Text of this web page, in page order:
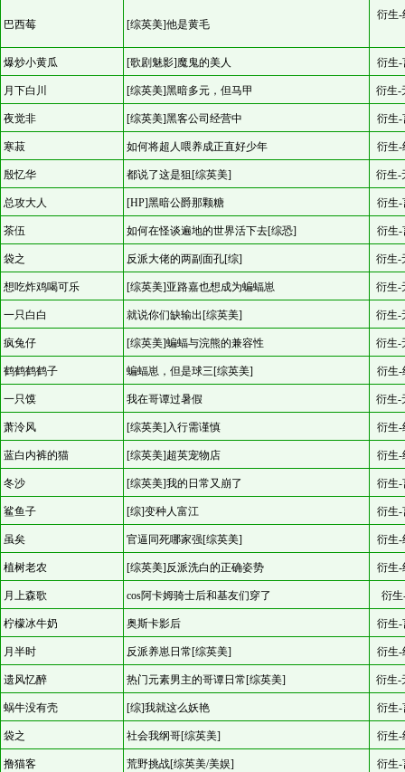
巴西莓 [综英美]他是黄毛
衍生-
爆炒小黄瓜 [歌剧魅影]魔鬼的美人 衍生-
月下白川 [综英美]黑暗多元，但马甲 衍生-
夜觉非 [综英美]黑客公司经营中 衍生-
寒菽 如何将超人喂养成正直好少年 衍生-
殷忆华 都说了这是狙[综英美] 衍生-
总攻大人 [HP]黑暗公爵那颗糖 衍生-
茶伍 如何在怪谈遍地的世界活下去[综恐] 衍生-
袋之 反派大佬的两副面孔[综] 衍生-
想吃炸鸡喝可乐 [综英美]亚路嘉也想成为蝙蝠崽 衍生-
一只白白 就说你们缺输出[综英美] 衍生-
疯兔仔 [综英美]蝙蝠与浣熊的兼容性 衍生-
鹤鹤鹤鹤子 蝙蝠崽，但是球三[综英美] 衍生-
一只馍 我在哥谭过暑假 衍生-
萧泠风 [综英美]入行需谨慎 衍生-
蓝白内裤的猫 [综英美]超英宠物店 衍生-
冬沙 [综英美]我的日常又崩了 衍生-
鲨鱼子 [综]变种人富江 衍生-
虽矣 官逼同死哪家强[综英美] 衍生-
植树老农 [综英美]反派洗白的正确姿势 衍生-
月上森歌 cos阿卡姆骑士后和基友们穿了 衍
柠檬冰牛奶 奥斯卡影后 衍生-
月半时 反派养崽日常[综英美] 衍生-
遗风忆醉 热门元素男主的哥谭日常[综英美] 衍生-
蜗牛没有壳 [综]我就这么妖艳 衍生-
袋之 社会我纲哥[综英美] 衍生-
撸猫客 荒野挑战[综英美/美娱] 衍生-